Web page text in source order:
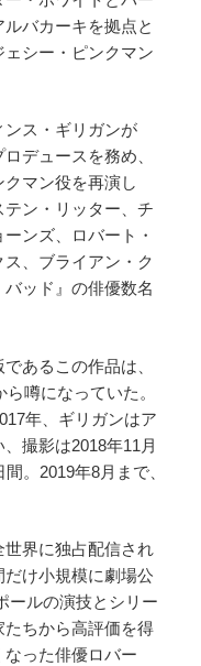
バカーキを拠点と
シー・ピンクマン
ス・ギリガンが
デュースを務め、
マン役を再演し
ン・リッター、チ
ンズ、ロバート・
、ブライアン・ク
ッド』の俳優数名
あるこの作品は、
噂になっていた。
年、ギリガンはア
撮影は2018年11月
。2019年8月まで、
世界に独占配信され
け小規模に劇場公
ールの演技とシリー
ちから高評価を得
った俳優ロバー